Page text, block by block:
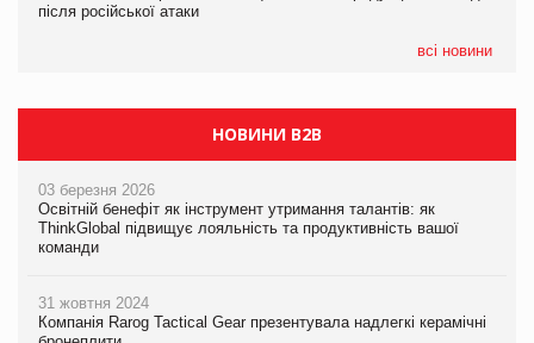
після російської атаки
всі новини
Сергій Лісунов про заморожені хлібобулочні вироби на
після російської атаки
НОВИНИ B2B
03 березня 2026
Освітній бенефіт як інструмент утримання талантів: як
ThinkGlobal підвищує лояльність та продуктивність вашої
команди
31 жовтня 2024
Компанія Rarog Tactical Gear презентувала надлегкі керамічні